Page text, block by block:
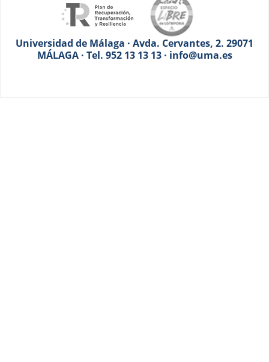
Universidad de Málaga · Avda. Cervantes, 2. 29071
MÁLAGA · Tel. 952 13 13 13 · info@uma.es